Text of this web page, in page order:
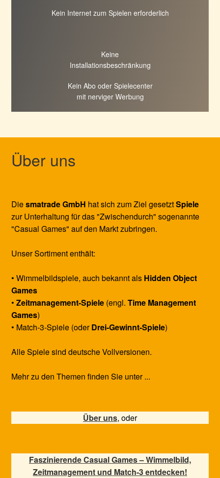
Kein Internet zum Spielen erforderlich
Keine
Installationsbeschränkung
Kein Abo oder Spielecenter
mit nerviger Werbung
Über uns
Diesmatrade GmbH hat sich zum Ziel gesetztSpiele
zur Unterhaltung für das "Zwischendurch" sogenannte
"Casual Games" auf den Markt zubringen.
Unser Sortiment enthält:
• Wimmelbildspiele, auch bekannt als Hidden Object
Games
• Zeitmanagement-Spiele(engl. Time Management
Games)
• Match-3-Spiele (oderDrei-Gewinnt-Spiele)
Alle Spiele sind deutsche Vollversionen.
Mehr zu den Themen finden Sie unter ...
Über uns, oder
Faszinierende Casual Games – Wimmelbild,
Zeitmanagement und Match-3 entdecken!